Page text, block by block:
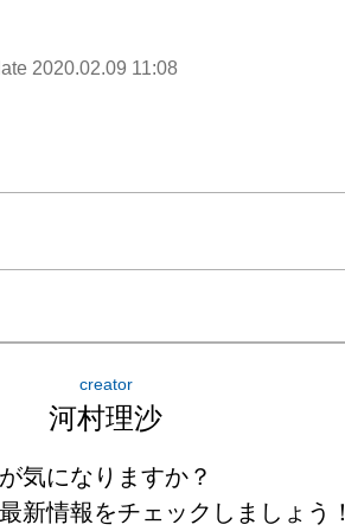
2020.02.09 11:08
creator
河村理沙
が気になりますか？
新情報をチェックしましょう！